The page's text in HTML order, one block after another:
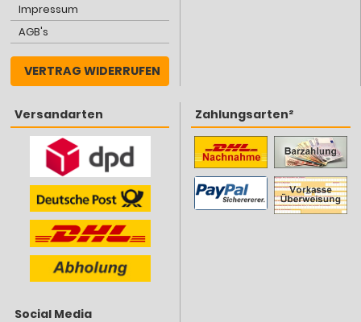
Impressum
AGB's
VERTRAG WIDERRUFEN
Versandarten
Social Media
Zahlungsarten²